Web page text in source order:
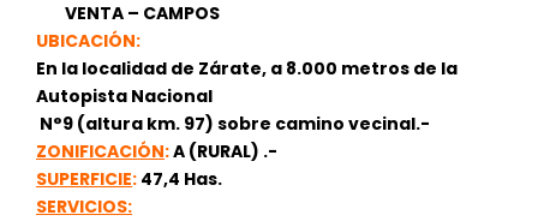
VENTA – CAMPOS
UBICACIÓN:
En la localidad de Zárate, a 8.000 metros de la
Autopista Nacional
N°9 (altura km. 97) sobre camino vecinal.-
ZONIFICACIÓN:A (RURAL) .-
SUPERFICIE: 47,4 Has.
SERVICIOS: